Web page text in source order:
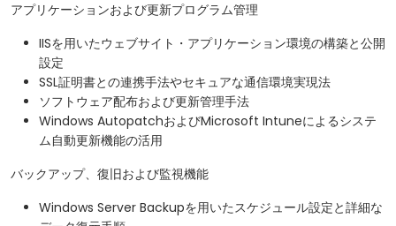
アプリケーションおよび更新プログラム管理
IISを用いたウェブサイト・アプリケーション環境の構築と公開
設定
SSL証明書との連携手法やセキュアな通信環境実現法
ソフトウェア配布および更新管理手法
Windows AutopatchおよびMicrosoft Intuneによるシステ
ム自動更新機能の活用
バックアップ、復旧および監視機能
Windows Server Backupを用いたスケジュール設定と詳細な